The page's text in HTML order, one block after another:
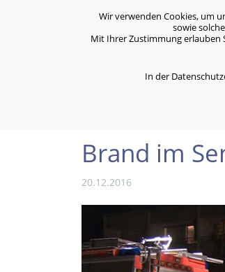
Standorte Jobs / Karriere
ASB Bonn/Rhein-Sieg/Eifel e.V.
Brand im
20.12.2016
Wir verwenden Cookies, um
sowie
Mit Ihrer Zustimmung erlauben
In der